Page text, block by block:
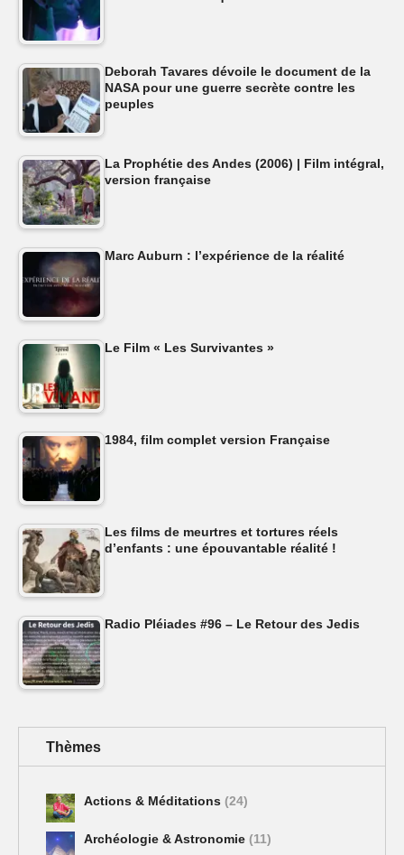
Deborah Tavares dévoile le document de la
NASA pour une guerre secrète contre les
peuples
La Prophétie des Andes (2006) | Film intégral,
version française
Marc Auburn : l’expérience de la réalité
Le Film « Les Survivantes »
1984, film complet version Française
Les films de meurtres et tortures réels
d’enfants : une épouvantable réalité !
Radio Pléiades #96 – Le Retour des Jedis
Thèmes
Actions & Méditations (24)
Archéologie & Astronomie (11)